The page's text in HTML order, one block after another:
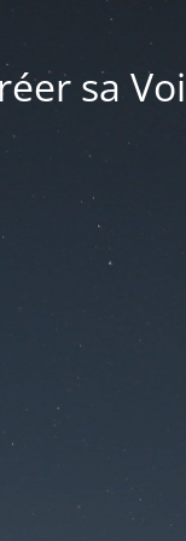
sa